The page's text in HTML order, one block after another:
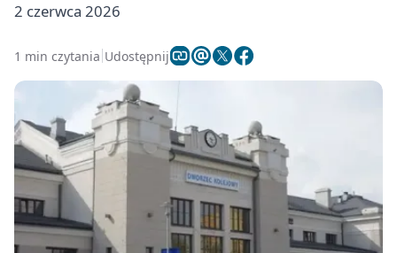
2 czerwca 2026
1 min czytania Udostępnij